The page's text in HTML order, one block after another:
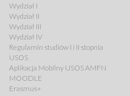
Wydział I
Wydział II
Wydział III
Wydział IV
Regulamin studiów I i II stopnia
USOS
Aplikacja Mobilny USOS AMFN
MOODLE
Erasmus+